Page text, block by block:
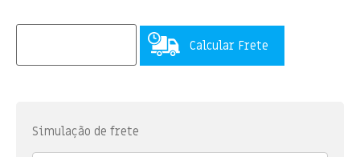
Calcular Frete
Simulação de frete